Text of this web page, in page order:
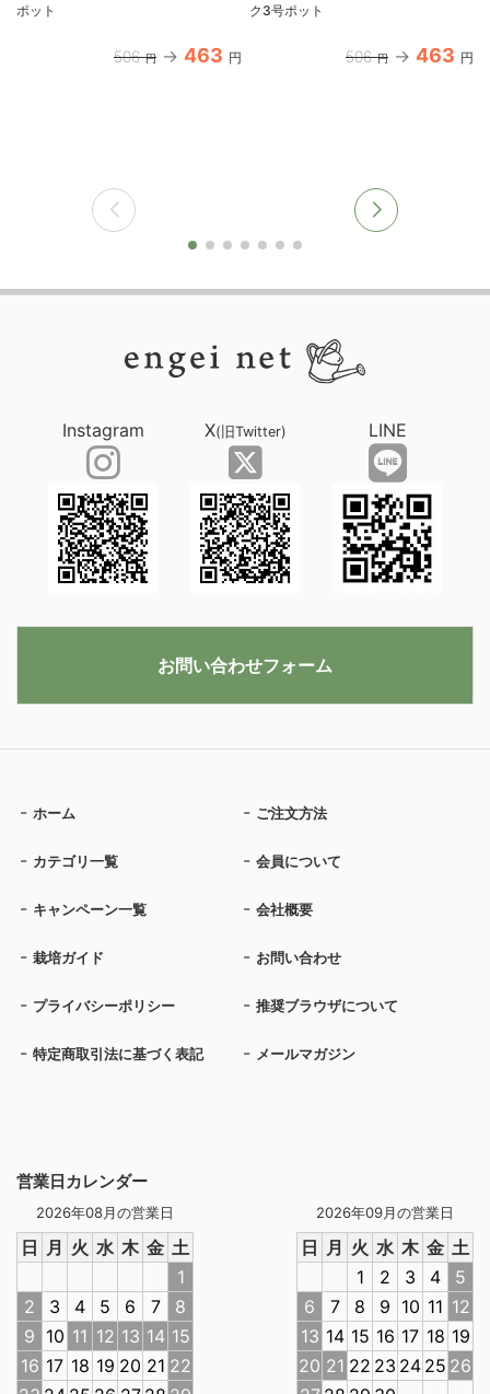
ポット
506 円 463 円
ク3号ポット
506 円 463 円
営業日カレンダー
2026年08月の営業日
日 月 火 水 木 金 土
1
2
3 4 5 6 7
8
9 10 11 12 13 14 15
16 17 18 19 20 21 22
2026年09月の営業日
日 月 火 水 木 金 土
1
2 3 4
5
6
7 8 9 10 11 12
13 14 15 16 17 18 19
20 21 22 23 24 25 26
ホーム ご注文方法
カテゴリ一覧 会員について
キャンペーン一覧 会社概要
栽培ガイド お問い合わせ
プライバシーポリシー 推奨ブラウザについて
特定商取引法に基づく表記 メールマガジン
Instagram X(旧Twitter) LINE
お問い合わせフォーム